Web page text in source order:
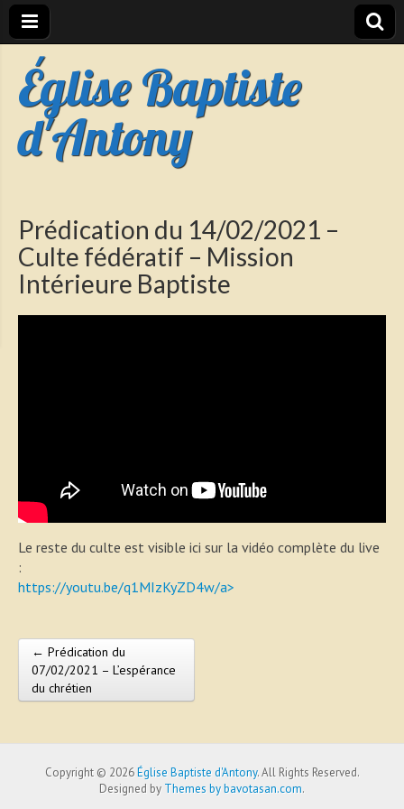
Église Baptiste
d'Antony
Prédication du 14/02/2021 –
Culte fédératif – Mission
Intérieure Baptiste
Le reste du culte est visible ici sur la vidéo complète du live
:
https://youtu.be/q1MIzKyZD4w/a>
Post navigation
← Prédication du
07/02/2021 – L’espérance
du chrétien
Copyright © 2026Église Baptiste d'Antony. All Rights Reserved.
Designed by Themes by bavotasan.com.